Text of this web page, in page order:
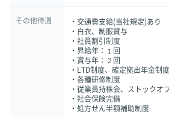
その他待遇
・交通費支給(当社規定)あり
・白衣、制服貸与
・社員割引制度
・昇給年：１回
・賞与年：２回
・LTD制度、確定拠出年金制度
・各種研修制度
・従業員持株会、ストックオ
・社会保険完備
・処方せん半額補助制度